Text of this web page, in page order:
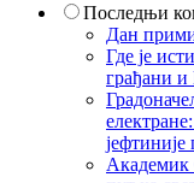
Последњи
Дан
Где је
грађани
јефтиније
Академик